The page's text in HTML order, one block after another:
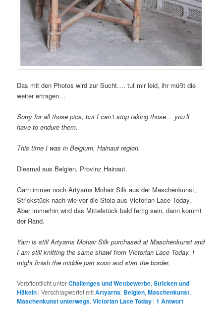
Das mit den Photos wird zur Sucht…. tut mir leid, ihr müßt die
weiter ertragen…
Sorry for all those pics, but I can’t stop taking those… you’ll
have to endure them.
This time I was in Belgium, Hainaut region.
Diesmal aus Belgien, Provinz Hainaut.
Garn immer noch Artyarns Mohair Silk aus der Maschenkunst,
Strickstück nach wie vor die Stola aus Victorian Lace Today.
Aber immerhin wird das Mittelstück bald fertig sein, dann kommt
der Rand.
Yarn is still Artyarns Mohair Silk purchased at Maschenkunst and
I am still knitting the same shawl from Victorian Lace Today. I
might finish the middle part soon and start the border.
Veröffentlicht unterChallenges und Wettbewerbe,Stricken und
Häkeln |Verschlagwortet mitArtyarns, Belgien,Maschenkunst,
Maschenkunst unterwegs,Victorian Lace Today |1 Antwort